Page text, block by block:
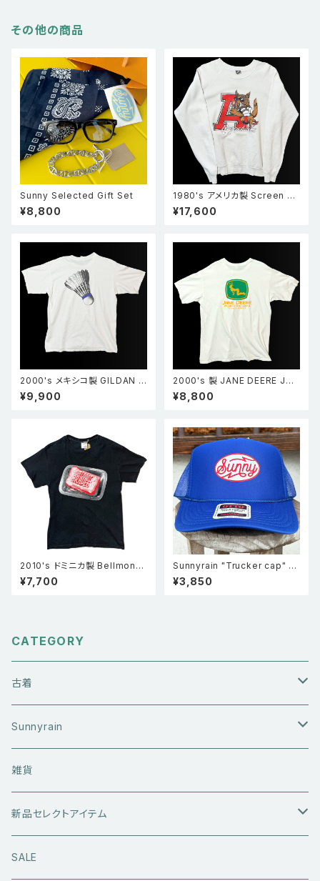
その他の商品
Sunny Selected Gift Set
¥8,800
1980's アメリカ製 Screen st
ars スクリーンスターズ Arkan
sas Razorbacks カレッジ ラ
¥17,600
2000's メキシコ製 GILDAN ギ
ルダン Island Training Centr
e バドミントン シャトル 羽根 T
¥9,900
2000's 製 JANE DEERE Joh
n deere ジョンディア パロディ
両面プリント Tシャツ 白 XL
¥8,800
2010's ドミニカ製 Bellmont
braves ファイト・クラブ FIGH
TCLUB パロディ 石鹸 プリント
¥7,700
Sunnyrain "Trucker cap" メ
ッシュキャップ ブルー
¥3,850
CATEGORY
古着
アウターウエア
ライダースジャケット
レザーアウター
トップス
セーター・ニットウエア
長袖シャツ
ボトムス
ジーンズ
シューズ
Sunnyrain
Tシャツ
タンクトップ
キャップ・帽子
雑貨
新品セレクトアイテム
アウターウエア
SALE